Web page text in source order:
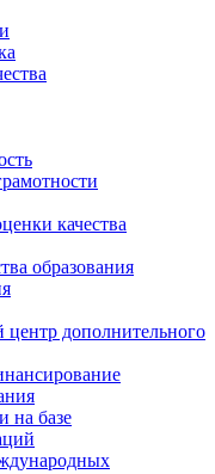
качества
образования
дополнительного
на базе